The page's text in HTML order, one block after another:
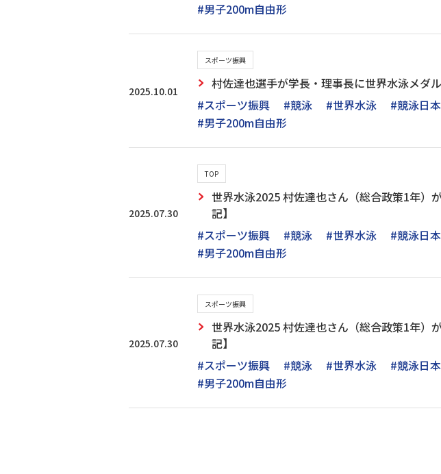
#男子200m自由形
2025.10.01
スポーツ振興
村佐達也選手が学長・理事長に世界水泳メダ
#スポーツ振興
#競泳 #世界水泳 #競泳日
#男子200m自由形
2025.07.30
TOP
世界水泳2025 村佐達也さん（総合政策1年）
記】
#スポーツ振興
#競泳 #世界水泳 #競泳日
#男子200m自由形
2025.07.30
スポーツ振興
世界水泳2025 村佐達也さん（総合政策1年）
記】
#スポーツ振興
#競泳 #世界水泳 #競泳日
#男子200m自由形